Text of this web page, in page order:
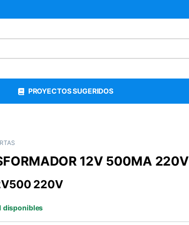
PROYECTOS SUGERIDOS
12V 500MA 220V
220V
disponibles